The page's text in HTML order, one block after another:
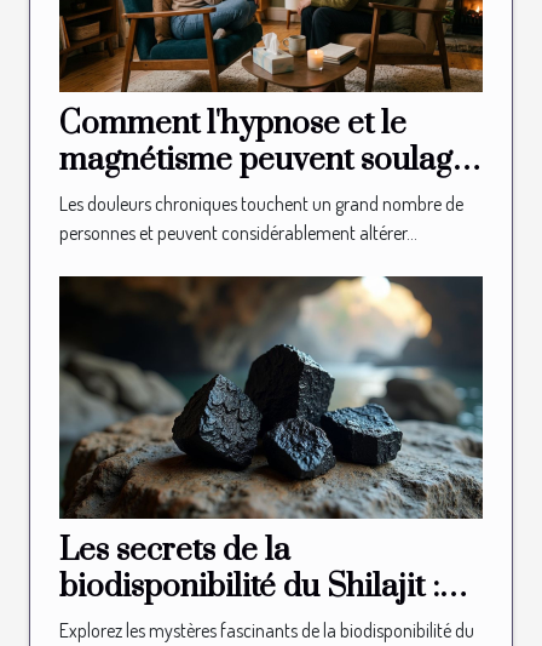
Comment l'hypnose et le
magnétisme peuvent soulager
les douleurs chroniques ?
Les douleurs chroniques touchent un grand nombre de
personnes et peuvent considérablement altérer...
Les secrets de la
biodisponibilité du Shilajit :
Pourquoi est-il si efficace ?
Explorez les mystères fascinants de la biodisponibilité du